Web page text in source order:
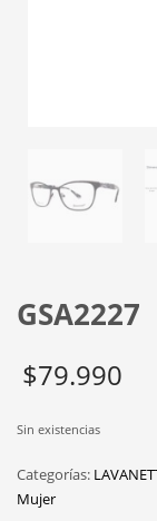
GSA2227
$79.990
Sin existencias
Categorías:
Mujer